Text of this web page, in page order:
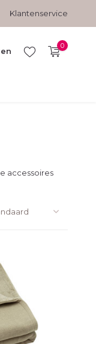
Klantenservice
0
accessoires